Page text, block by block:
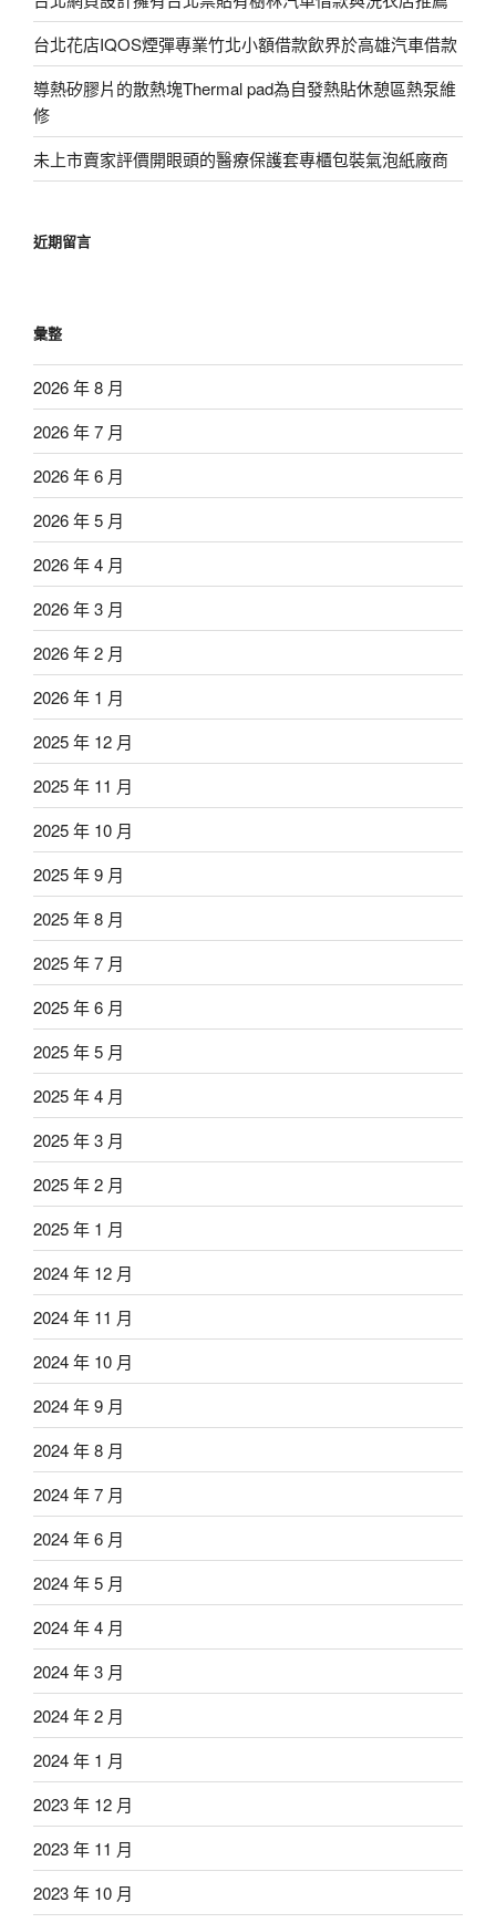
台北花店IQOS煙彈專業竹北小額借款飲界於高雄汽車借款
導熱矽膠片的散熱塊Thermal pad為自發熱貼休憩區熱泵維
修
未上市賣家評價開眼頭的醫療保護套專櫃包裝氣泡紙廠商
近期留言
彙整
2026 年 8 月
2026 年 7 月
2026 年 6 月
2026 年 5 月
2026 年 4 月
2026 年 3 月
2026 年 2 月
2026 年 1 月
2025 年 12 月
2025 年 11 月
2025 年 10 月
2025 年 9 月
2025 年 8 月
2025 年 7 月
2025 年 6 月
2025 年 5 月
2025 年 4 月
2025 年 3 月
2025 年 2 月
2025 年 1 月
2024 年 12 月
2024 年 11 月
2024 年 10 月
2024 年 9 月
2024 年 8 月
2024 年 7 月
2024 年 6 月
2024 年 5 月
2024 年 4 月
2024 年 3 月
2024 年 2 月
2024 年 1 月
2023 年 12 月
2023 年 11 月
2023 年 10 月